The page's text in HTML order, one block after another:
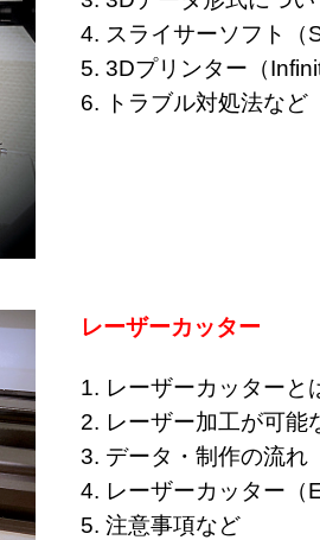
4. スライサーソフト（
5. 3Dプリンター（
6. トラブル対処法など
レーザーカッター
1. レーザーカッターと
2. レーザー加工が可能
3. データ・制作の流れ
4. レーザーカッター（
5. 注意事項など